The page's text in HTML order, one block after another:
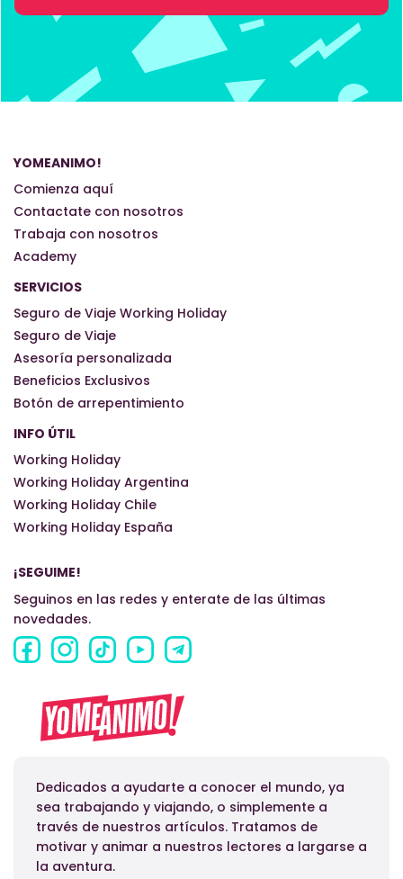
YOMEANIMO!
Comienza aquí
Contactate con nosotros
Trabaja con nosotros
Academy
SERVICIOS
Seguro de Viaje Working Holiday
Seguro de Viaje
Asesoría personalizada
Beneficios Exclusivos
Botón de arrepentimiento
INFO ÚTIL
Working Holiday
Working Holiday Argentina
Working Holiday Chile
Working Holiday España
¡SEGUIME!
Seguinos en las redes y enterate de las últimas
novedades.
Dedicados a ayudarte a conocer el mundo, ya
sea trabajando y viajando, o simplemente a
través de nuestros artículos. Tratamos de
motivar y animar a nuestros lectores a largarse a
la aventura.